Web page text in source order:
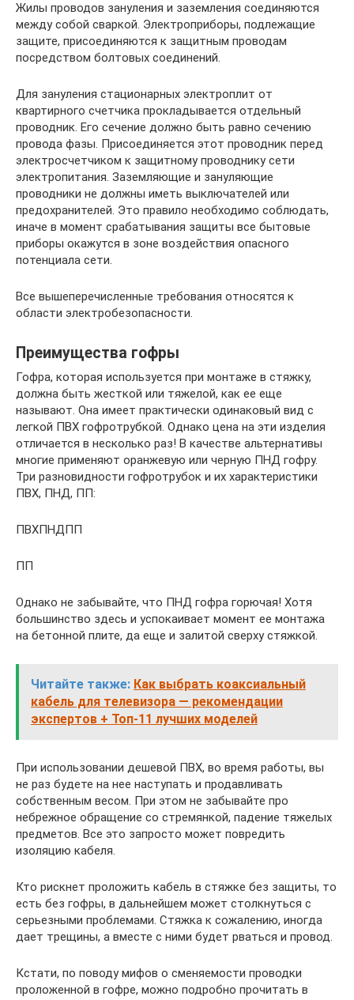
Жилы проводов зануления и заземления соединяются
между собой сваркой. Электроприборы, подлежащие
защите, присоединяются к защитным проводам
посредством болтовых соединений.
Для зануления стационарных электроплит от
квартирного счетчика прокладывается отдельный
проводник. Его сечение должно быть равно сечению
провода фазы. Присоединяется этот проводник перед
электросчетчиком к защитному проводнику сети
электропитания. Заземляющие и зануляющие
проводники не должны иметь выключателей или
предохранителей. Это правило необходимо соблюдать,
иначе в момент срабатывания защиты все бытовые
приборы окажутся в зоне воздействия опасного
потенциала сети.
Все вышеперечисленные требования относятся к
области электробезопасности.
Преимущества гофры
Гофра, которая используется при монтаже в стяжку,
должна быть жесткой или тяжелой, как ее еще
называют. Она имеет практически одинаковый вид с
легкой ПВХ гофротрубкой. Однако цена на эти изделия
отличается в несколько раз! В качестве альтернативы
многие применяют оранжевую или черную ПНД гофру.
Три разновидности гофротрубок и их характеристики
ПВХ, ПНД, ПП:
ПВХПНДПП
ПП
Однако не забывайте, что ПНД гофра горючая! Хотя
большинство здесь и успокаивает момент ее монтажа
на бетонной плите, да еще и залитой сверху стяжкой.
Читайте также: Как выбрать коаксиальный
кабель для телевизора — рекомендации
экспертов + Топ-11 лучших моделей
При использовании дешевой ПВХ, во время работы, вы
не раз будете на нее наступать и продавливать
собственным весом. При этом не забывайте про
небрежное обращение со стремянкой, падение тяжелых
предметов. Все это запросто может повредить
изоляцию кабеля.
Кто рискнет проложить кабель в стяжке без защиты, то
есть без гофры, в дальнейшем может столкнуться с
серьезными проблемами. Стяжка к сожалению, иногда
дает трещины, а вместе с ними будет рваться и провод.
Кстати, по поводу мифов о сменяемости проводки
проложенной в гофре, можно подробно прочитать в